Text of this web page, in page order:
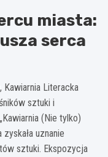
miasta:
serca
Literacka
sztuki i
(Nie tylko)
uznanie
sztuki. Ekspozycja